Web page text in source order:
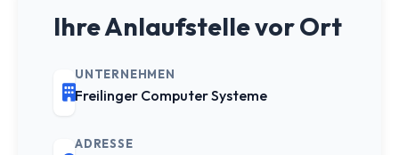
Ihre Anlaufstelle vor Ort
UNTERNEHMEN
Freilinger Computer Systeme
ADRESSE